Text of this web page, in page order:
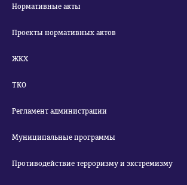
Нормативные акты
Проекты нормативных актов
ЖКХ
ТКО
Регламент администрации
Муниципальные программы
Противодействие терроризму и экстремизму